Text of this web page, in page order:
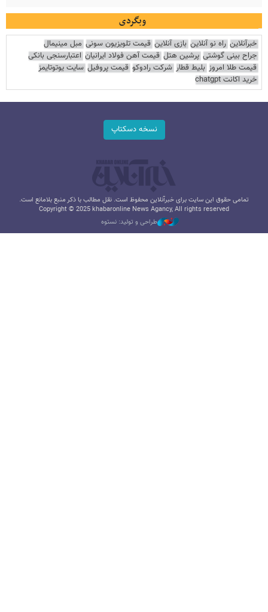
وبگردی
خبرآنلاین راه نو آنلاین بازی آنلاین قیمت تلویزیون سونی مبل مینیمال
جراح بینی گوشتی پرشین هتل قیمت آهن فولاد ایرانیان اعتبارسنجی بانکی
قیمت طلا امروز بلیط قطار شرکت رادوکو قیمت پروفیل سایت یوتوتایمز
خرید اکانت chatgpt
نسخه دسکتاپ
تمامی حقوق این سایت برای خبرآنلاین محفوظ است. نقل مطالب با ذکر منبع بلامانع است.
Copyright © 2025 khabaronline News Agancy, All rights reserved
طراحی و تولید: نستوه